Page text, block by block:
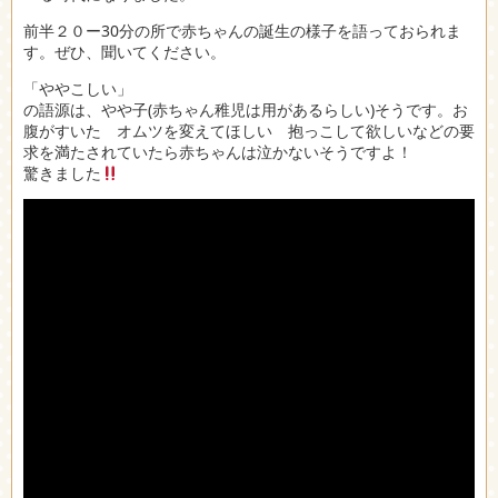
前半２０ー30分の所で赤ちゃんの誕生の様子を語っておられま
す。ぜひ、聞いてください。
「ややこしい」
の語源は、やや子(赤ちゃん稚児は用があるらしい)そうです。お
腹がすいた オムツを変えてほしい 抱っこして欲しいなどの要
求を満たされていたら赤ちゃんは泣かないそうですよ！
驚きました